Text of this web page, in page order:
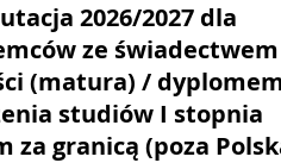
2026/2027 dla
ze świadectwem
(matura) /
studiów I stopnia
za granicą (poza